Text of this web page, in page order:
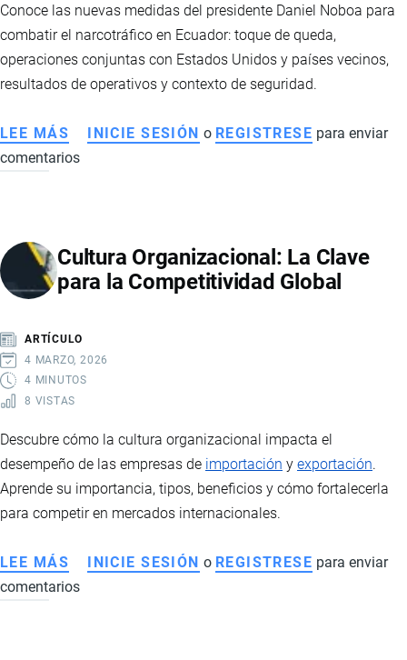
Conoce las nuevas medidas del presidente Daniel Noboa para
combatir el narcotráfico en Ecuador: toque de queda,
operaciones conjuntas con Estados Unidos y países vecinos,
resultados de operativos y contexto de seguridad.
LEE MÁS SOBRE
OPERACIONES
ECUADOR:
TOQUE
ALIANZAS
Y
OFENSIVA
INICIE SESIÓN o REGISTRESE para enviar
comentarios
Cultura Organizacional: La Clave
para la Competitividad Global
ARTÍCULO
4 MARZO, 2026
4 MINUTOS
8 VISTAS
Descubre cómo la cultura organizacional impacta el
desempeño de las empresas de importación y exportación.
Aprende su importancia, tipos, beneficios y cómo fortalecerla
para competir en mercados internacionales.
LEE MÁS SOBRE
CULTURA
INICIE SESIÓN o REGISTRESE para enviar
comentarios